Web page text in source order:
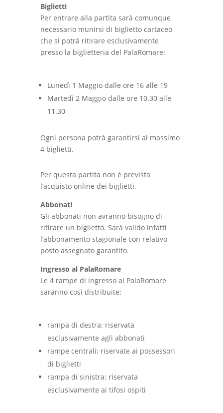
Biglietti
Per entrare alla partita sarà comunque
necessario munirsi di biglietto cartaceo
che si potrà ritirare esclusivamente
presso la biglietteria del PalaRomare:
Lunedì 1 Maggio dalle ore 16 alle 19
Martedì 2 Maggio dalle ore 10.30 alle
11.30
Ogni persona potrà garantirsi al massimo
4 biglietti.
Per questa partita non è prevista
l’acquisto online dei biglietti.
Abbonati
Gli abbonati non avranno bisogno di
ritirare un biglietto. Sarà valido infatti
l’abbonamento stagionale con relativo
posto assegnato garantito.
Ingresso al PalaRomare
Le 4 rampe di ingresso al PalaRomare
saranno così distribuite:
rampa di destra: riservata
esclusivamente agli abbonati
rampe centrali: riservate ai possessori
di biglietti
rampa di sinistra: riservata
esclusivamente ai tifosi ospiti